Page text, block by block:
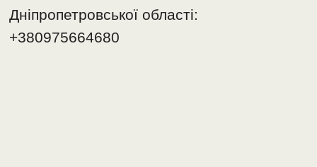
Дніпропетровської області:
+380975664680